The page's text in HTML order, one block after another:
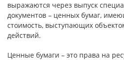
выражаются через выпуск
документов – ценных бумаг,
стоимость, выступающих
действий.
Ценные бумаги – это права на